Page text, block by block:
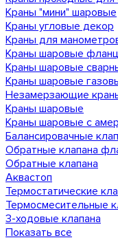
Краны "мини" шаровые
Краны угловые декор
Краны для
Краны шаровые
Краны шаровые
Краны шаровые
Незамерзающие
Краны шаровые
Краны шаровые с
Балансировачные
Обратные клапана
Обратные клапана
Аквастоп
Термостатические
Термосмесительные
3-ходовые клапана
Показать все